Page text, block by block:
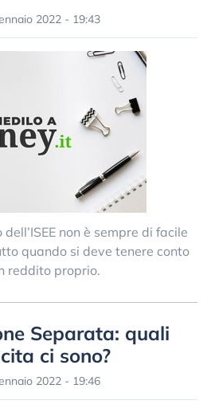
2022 - 19:43
non è sempre di facile
quando si deve tenere conto
reddito proprio.
Separata: quali
ci sono?
2022 - 19:46